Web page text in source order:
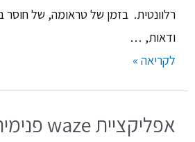
רלוונטית. בזמן של טראומה, של חוסר
ודאות, …
לקריאה »
אפליקציית waze פנימית